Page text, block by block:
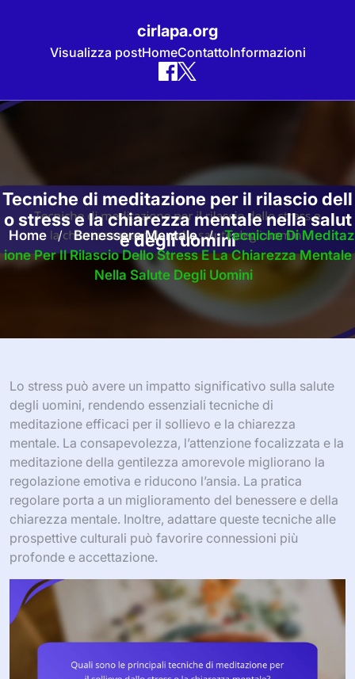
cirlapa.org
Visualizza postHomeContattoInformazioni
Skip
to
content
Tecniche di meditazione per il rilascio dell
o stress e la chiarezza mentale nella salut
e degli uomini
Home / Benessere Mentale / Tecniche Di Meditaz
Ione Per Il Rilascio Dello Stress E La Chiarezza Mentale
Nella Salute Degli Uomini
Lo stress può avere un impatto significativo sulla salute
degli uomini, rendendo essenziali tecniche di
meditazione efficaci per il sollievo e la chiarezza
mentale. La consapevolezza, l’attenzione focalizzata e la
meditazione della gentilezza amorevole migliorano la
regolazione emotiva e riducono l’ansia. La pratica
regolare porta a un miglioramento del benessere e della
chiarezza mentale. Inoltre, adattare queste tecniche alle
prospettive culturali può favorire connessioni più
profonde e accettazione.